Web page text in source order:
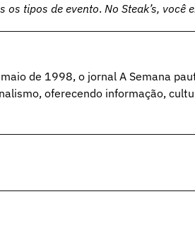
os tipos de evento. No Steak’s,
de 1998, o jornal A Semana
oferecendo informação,